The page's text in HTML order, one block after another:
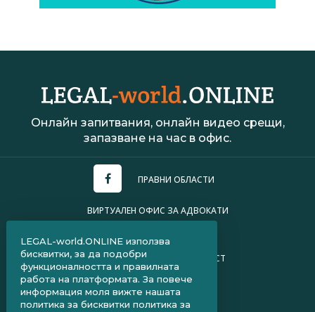
Онлайн запитвания, онлайн видео срещи,
запазване на час в офис.
ПРАВНИ ОБЛАСТИ
ВИРТУАЛЕН ОФИС ЗА АДВОКАТИ
ПОЛИТИКА ЗА ПОВЕРИТЕЛНОСТ
ЧЗВ ЗА КЛИЕНТИ
ЧЗВ ЗА АДВОКАТИ
LEGAL-world.ONLINE използва
бисквитки, за да подобри
функционалността и правилната
работа на платформата. За повече
информация моля вижте нашата
политика за бисквитки политика за